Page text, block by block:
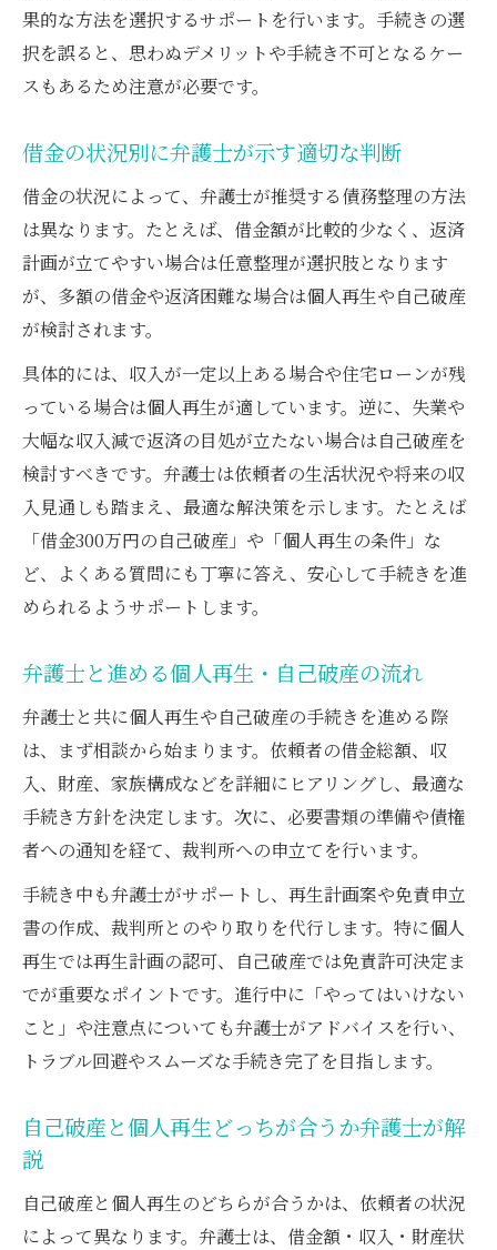
果的な方法を選択するサポートを行います。手続きの選
択を誤ると、思わぬデメリットや手続き不可となるケー
スもあるため注意が必要です。
借金の状況別に弁護士が示す適切な判断
借金の状況によって、弁護士が推奨する債務整理の方法
は異なります。たとえば、借金額が比較的少なく、返済
計画が立てやすい場合は任意整理が選択肢となります
が、多額の借金や返済困難な場合は個人再生や自己破産
が検討されます。
具体的には、収入が一定以上ある場合や住宅ローンが残
っている場合は個人再生が適しています。逆に、失業や
大幅な収入減で返済の目処が立たない場合は自己破産を
検討すべきです。弁護士は依頼者の生活状況や将来の収
入見通しも踏まえ、最適な解決策を示します。たとえば
「借金300万円の自己破産」や「個人再生の条件」な
ど、よくある質問にも丁寧に答え、安心して手続きを進
められるようサポートします。
弁護士と進める個人再生・自己破産の流れ
弁護士と共に個人再生や自己破産の手続きを進める際
は、まず相談から始まります。依頼者の借金総額、収
入、財産、家族構成などを詳細にヒアリングし、最適な
手続き方針を決定します。次に、必要書類の準備や債権
者への通知を経て、裁判所への申立てを行います。
手続き中も弁護士がサポートし、再生計画案や免責申立
書の作成、裁判所とのやり取りを代行します。特に個人
再生では再生計画の認可、自己破産では免責許可決定ま
でが重要なポイントです。進行中に「やってはいけない
こと」や注意点についても弁護士がアドバイスを行い、
トラブル回避やスムーズな手続き完了を目指します。
自己破産と個人再生どっちが合うか弁護士が解
説
自己破産と個人再生のどちらが合うかは、依頼者の状況
によって異なります。弁護士は、借金額・収入・財産状